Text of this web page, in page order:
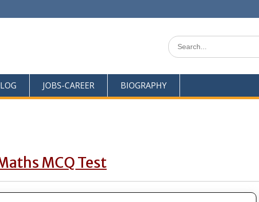
Search
for:
JOBS-CAREER BIOGRAPHY
MCQ Test